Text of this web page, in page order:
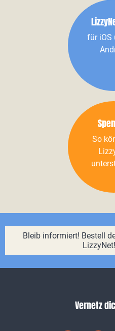
für iOS
So
Bleib informiert! Bestell
LizzyNet!
Vernetz